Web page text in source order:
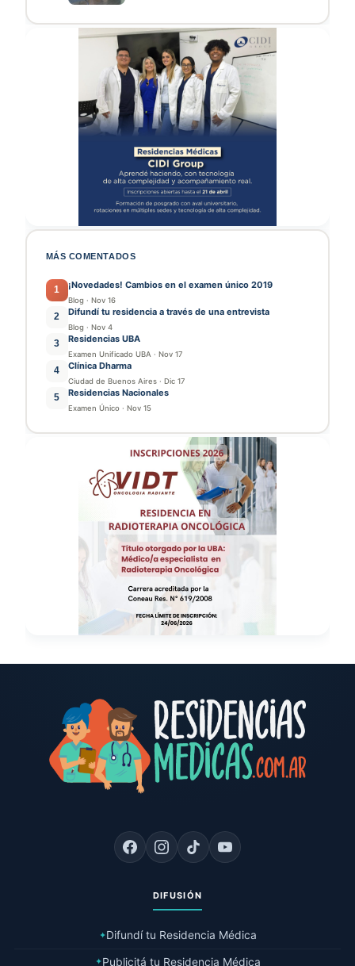
MÁS COMENTADOS
1 ¡Novedades! Cambios en el examen único 2019
Blog · Nov 16
2 Difundí tu residencia a través de una entrevista
Blog · Nov 4
3 Residencias UBA
Examen Unificado UBA · Nov 17
4 Clínica Dharma
Ciudad de Buenos Aires · Dic 17
5 Residencias Nacionales
Examen Único · Nov 15
DIFUSIÓN
✦Difundí tu Residencia Médica
✦Publicitá tu Residencia Médica